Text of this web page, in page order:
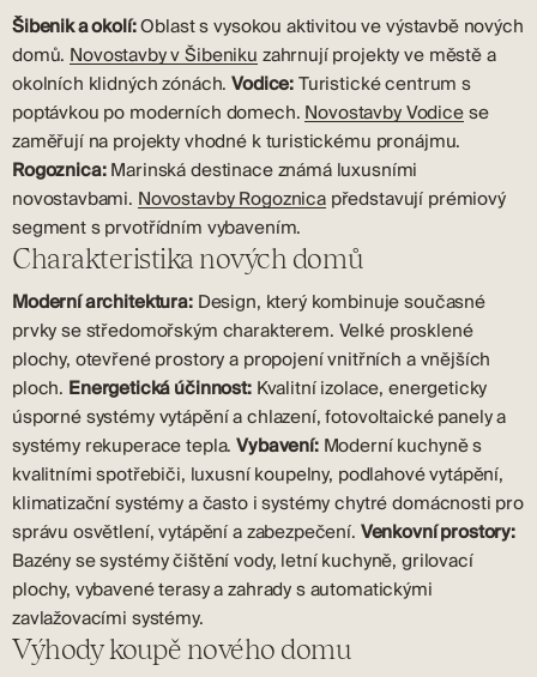
Šibenik a okolí:Oblast s vysokou aktivitou ve výstavbě nových
domů. Novostavby v Šibeniku zahrnují projekty ve městě a
okolních klidných zónách.Vodice:Turistické centrum s
poptávkou po moderních domech. Novostavby Vodicese
zaměřují na projekty vhodné k turistickému pronájmu.
Rogoznica:Marinská destinace známá luxusními
novostavbami. Novostavby Rogoznicapředstavují prémiový
segment s prvotřídním vybavením.
Charakteristika nových domů
Moderní architektura:Design, který kombinuje současné
prvky se středomořským charakterem. Velké prosklené
plochy, otevřené prostory a propojení vnitřních a vnějších
ploch. Energetická účinnost:Kvalitní izolace, energeticky
úsporné systémy vytápění a chlazení, fotovoltaické panely a
systémy rekuperace tepla.Vybavení:Moderní kuchyně s
kvalitními spotřebiči, luxusní koupelny, podlahové vytápění,
klimatizační systémy a často i systémy chytré domácnosti pro
správu osvětlení, vytápění a zabezpečení. Venkovní prostory:
Bazény se systémy čištění vody, letní kuchyně, grilovací
plochy, vybavené terasy a zahrady s automatickými
zavlažovacími systémy.
Výhody koupě nového domu